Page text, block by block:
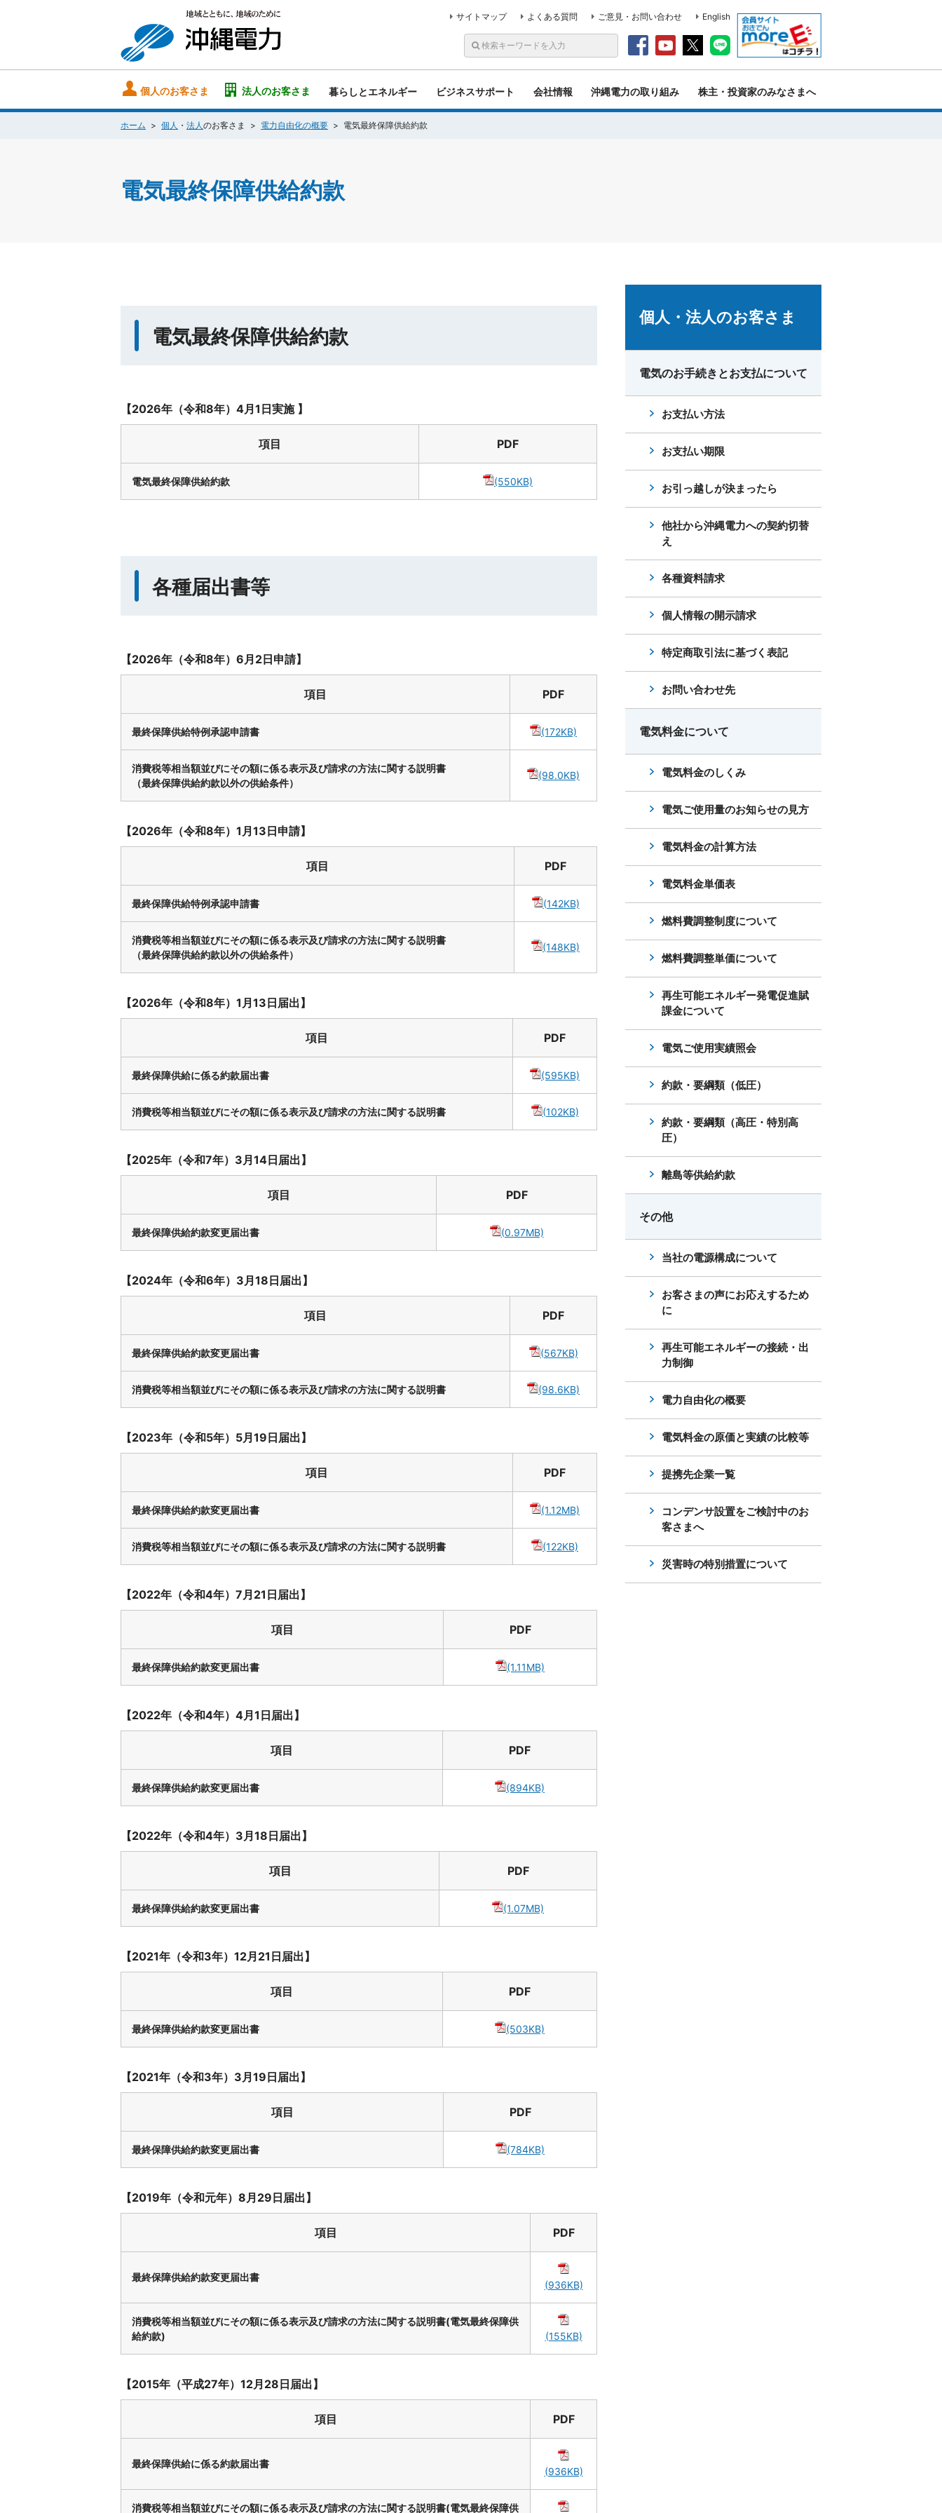
サイトマップ よくある質問 ご意見・お問い合わせ English
個人のお客さま 法人のお客さま 暮らしとエネルギー ビジネスサポート 会社情報 沖縄電力の取り組み 株主・投資家のみなさまへ
ホーム 個人 ・ 法人のお客さま 電力自由化の概要 電気最終保障供給約款
電気最終保障供給約款
電気最終保障供給約款
【2026年（令和8年）4月1日実施 】
項目 PDF
電気最終保障供給約款 (550KB)
各種届出書等
【2026年（令和8年）6月2日申請】
項目 PDF
最終保障供給特例承認申請書 (172KB)
消費税等相当額並びにその額に係る表示及び請求の方法に関する説明書
（最終保障供給約款以外の供給条件）
(98.0KB)
【2026年（令和8年）1月13日申請】
項目 PDF
最終保障供給特例承認申請書 (142KB)
消費税等相当額並びにその額に係る表示及び請求の方法に関する説明書
（最終保障供給約款以外の供給条件）
(148KB)
【2026年（令和8年）1月13日届出】
項目 PDF
最終保障供給に係る約款届出書 (595KB)
消費税等相当額並びにその額に係る表示及び請求の方法に関する説明書 (102KB)
【2025年（令和7年）3月14日届出】
項目 PDF
最終保障供給約款変更届出書 (0.97MB)
【2024年（令和6年）3月18日届出】
項目 PDF
最終保障供給約款変更届出書 (567KB)
消費税等相当額並びにその額に係る表示及び請求の方法に関する説明書 (98.6KB)
【2023年（令和5年）5月19日届出】
項目 PDF
最終保障供給約款変更届出書 (1.12MB)
消費税等相当額並びにその額に係る表示及び請求の方法に関する説明書 (122KB)
【2022年（令和4年）7月21日届出】
項目 PDF
最終保障供給約款変更届出書 (1.11MB)
【2022年（令和4年）4月1日届出】
項目 PDF
最終保障供給約款変更届出書 (894KB)
【2022年（令和4年）3月18日届出】
項目 PDF
最終保障供給約款変更届出書 (1.07MB)
【2021年（令和3年）12月21日届出】
項目 PDF
最終保障供給約款変更届出書 (503KB)
【2021年（令和3年）3月19日届出】
項目 PDF
最終保障供給約款変更届出書 (784KB)
【2019年（令和元年）8月29日届出】
項目 PDF
最終保障供給約款変更届出書
(936KB)
消費税等相当額並びにその額に係る表示及び請求の方法に関する説明書(電気最終保障供
給約款)
(155KB)
【2015年（平成27年）12月28日届出】
項目 PDF
最終保障供給に係る約款届出書
(936KB)
消費税等相当額並びにその額に係る表示及び請求の方法に関する説明書(電気最終保障供
個人・法人のお客さま
電気のお手続きとお支払について
お支払い方法
お支払い期限
お引っ越しが決まったら
他社から沖縄電力への契約切替
え
各種資料請求
個人情報の開示請求
特定商取引法に基づく表記
お問い合わせ先
電気料金について
電気料金のしくみ
電気ご使用量のお知らせの見方
電気料金の計算方法
電気料金単価表
燃料費調整制度について
燃料費調整単価について
再生可能エネルギー発電促進賦
課金について
電気ご使用実績照会
約款・要綱類（低圧）
約款・要綱類（高圧・特別高
圧）
離島等供給約款
その他
当社の電源構成について
お客さまの声にお応えするため
に
再生可能エネルギーの接続・出
力制御
電力自由化の概要
電気料金の原価と実績の比較等
提携先企業一覧
コンデンサ設置をご検討中のお
客さまへ
災害時の特別措置について